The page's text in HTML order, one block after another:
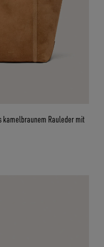
kamelbraunem Rauleder mit